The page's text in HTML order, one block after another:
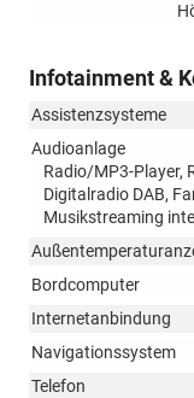
Infotainment &
Assistenzsysteme
Audioanlage
Radio/MP3-Player,
Digitalradio DAB,
Musikstreaming
Bordcomputer
Internetanbindung
Navigationssystem
Telefon